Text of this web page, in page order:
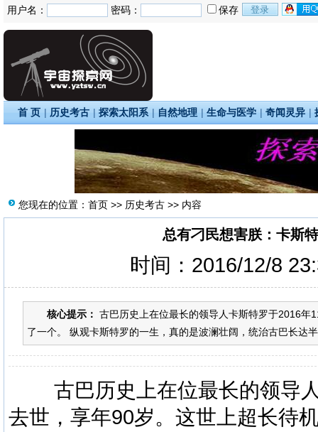
用户名： 密码： 保存
首 页 | 历史考古 | 探索太阳系 | 自然地理 | 生命与医学 | 奇闻灵异 |
您现在的位置： 首页 >> 历史考古 >> 内容
总有刁民想害朕：卡斯
时间：2016/12/8
核心提示： 古巴历史上在位最长的领导人卡斯特罗于2016年
了一个。 纵观卡斯特罗的一生，真的是波澜壮阔，统治古巴长达
古巴历史 上在位最长的领导
去世，享年90岁。这世上超长